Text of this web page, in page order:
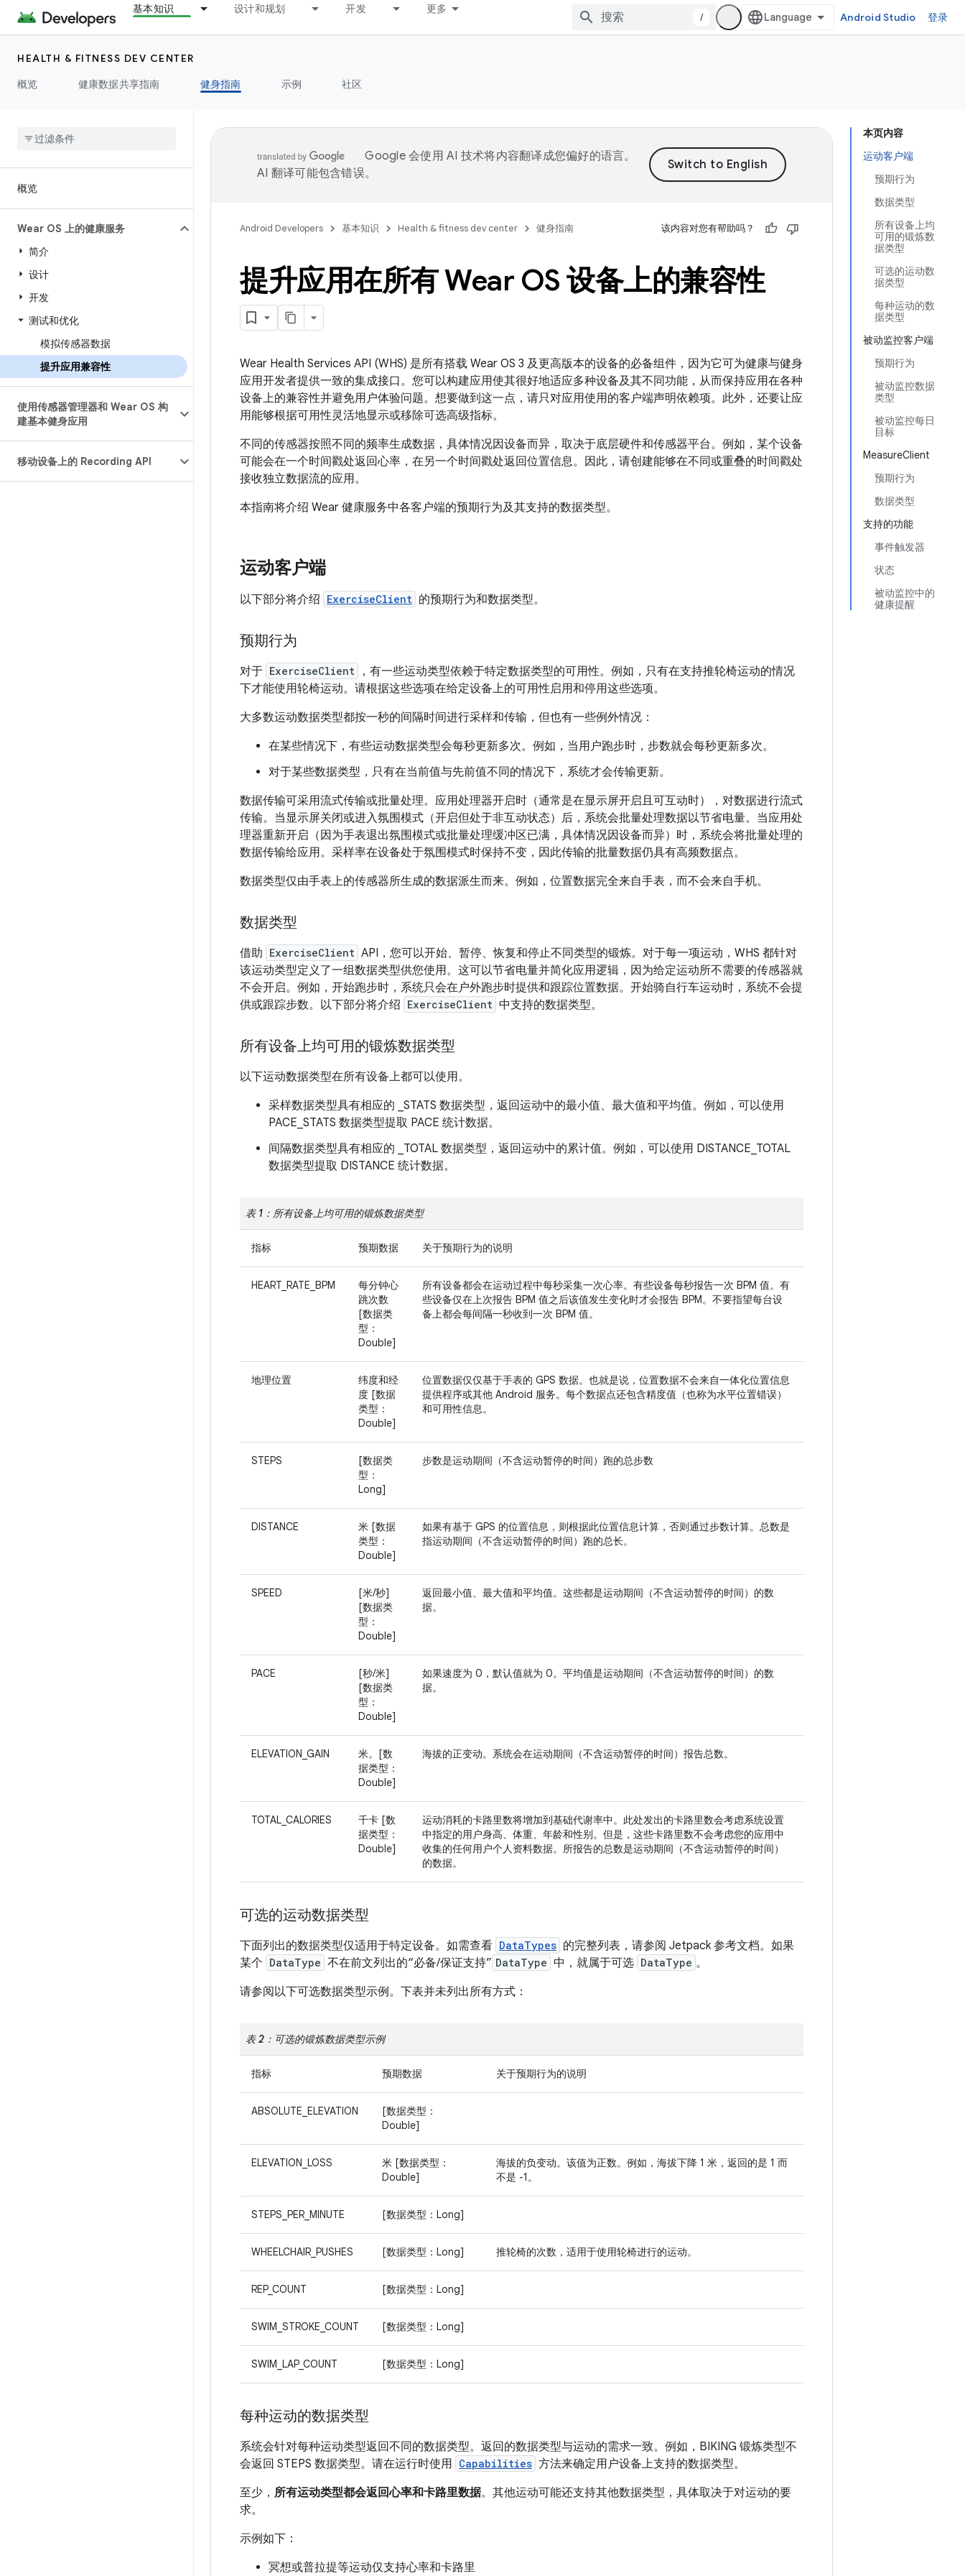
基本知识 设计和规划 开发 更多
/ Android Studio 登录
HEALTH & FITNESS DEV CENTER
概览
健康数据共享指南 健身指南 示例 社区
概览
Wear OS 上的健康服务
简介
设计
开发
测试和优化
模拟传感器数据
提升应用兼容性
使用传感器管理器和 Wear OS 构
建基本健身应用
移动设备上的 Recording API
本页内容
运动客户端
预期行为
数据类型
所有设备上均
可用的锻炼数
据类型
可选的运动数
据类型
每种运动的数
据类型
被动监控客户端
预期行为
被动监控数据
类型
被动监控每日
目标
MeasureClient
预期行为
数据类型
支持的功能
事件触发器
状态
被动监控中的
健康提醒
Google 会使用 AI 技术将内容翻译成您偏好的语言。
AI 翻译可能包含错误。
Android Developers 基本知识 Health & fitness dev center 健身指南 该内容对您有帮助吗？
提升应用在所有 Wear OS 设备上的兼容性
Wear Health Services API (WHS) 是所有搭载 Wear OS 3 及更高版本的设备的必备组件，因为它可为健康与健身
应用开发者提供一致的集成接口。您可以构建应用使其很好地适应多种设备及其不同功能，从而保持应用在各种
设备上的兼容性并避免用户体验问题。想要做到这一点，请只对应用使用的客户端声明依赖项。此外，还要让应
用能够根据可用性灵活地显示或移除可选高级指标。
不同的传感器按照不同的频率生成数据，具体情况因设备而异，取决于底层硬件和传感器平台。例如，某个设备
可能会在一个时间戳处返回心率，在另一个时间戳处返回位置信息。因此，请创建能够在不同或重叠的时间戳处
接收独立数据流的应用。
本指南将介绍 Wear 健康服务中各客户端的预期行为及其支持的数据类型。
运动客户端
以下部分将介绍 ExerciseClient 的预期行为和数据类型。
预期行为
对于 ExerciseClient
，有一些运动类型依赖于特定数据类型的可用性。例如，只有在支持推轮椅运动的情况
下才能使用轮椅运动。请根据这些选项在给定设备上的可用性启用和停用这些选项。
大多数运动数据类型都按一秒的间隔时间进行采样和传输，但也有一些例外情况：
在某些情况下，有些运动数据类型会每秒更新多次。例如，当用户跑步时，步数就会每秒更新多次。
对于某些数据类型，只有在当前值与先前值不同的情况下，系统才会传输更新。
数据传输可采用流式传输或批量处理。应用处理器开启时（通常是在显示屏开启且可互动时），对数据进行流式
传输。当显示屏关闭或进入氛围模式（开启但处于非互动状态）后，系统会批量处理数据以节省电量。当应用处
理器重新开启（因为手表退出氛围模式或批量处理缓冲区已满，具体情况因设备而异）时，系统会将批量处理的
数据传输给应用。采样率在设备处于氛围模式时保持不变，因此传输的批量数据仍具有高频数据点。
数据类型仅由手表上的传感器所生成的数据派生而来。例如，位置数据完全来自手表，而不会来自手机。
数据类型
借助 ExerciseClient API，您可以开始、暂停、恢复和停止不同类型的锻炼。对于每一项运动，WHS 都针对
该运动类型定义了一组数据类型供您使用。这可以节省电量并简化应用逻辑，因为给定运动所不需要的传感器就
不会开启。例如，开始跑步时，系统只会在户外跑步时提供和跟踪位置数据。开始骑自行车运动时，系统不会提
供或跟踪步数。以下部分将介绍 ExerciseClient 中支持的数据类型。
所有设备上均可用的锻炼数据类型
以下运动数据类型在所有设备上都可以使用。
采样数据类型具有相应的 _STATS 数据类型，返回运动中的最小值、最大值和平均值。例如，可以使用
PACE_STATS 数据类型提取 PACE 统计数据。
间隔数据类型具有相应的 _TOTAL 数据类型，返回运动中的累计值。例如，可以使用 DISTANCE_TOTAL
数据类型提取 DISTANCE 统计数据。
表 1：所有设备上均可用的锻炼数据类型
指标 预期数据 关于预期行为的说明
HEART_RATE_BPM
每分钟心
跳次数
[数据类
型：
Double]
所有设备都会在运动过程中每秒采集一次心率。有些设备每秒报告一次 BPM 值。有
些设备仅在上次报告 BPM 值之后该值发生变化时才会报告 BPM。不要指望每台设
备上都会每间隔一秒收到一次 BPM 值。
地理位置
纬度和经
度 [数据
类型：
Double]
位置数据仅仅基于手表的 GPS 数据。也就是说，位置数据不会来自一体化位置信息
提供程序或其他 Android 服务。每个数据点还包含精度值（也称为水平位置错误）
和可用性信息。
STEPS
[数据类
型：
Long]
步数是运动期间（不含运动暂停的时间）跑的总步数
DISTANCE
米 [数据
类型：
Double]
如果有基于 GPS 的位置信息，则根据此位置信息计算，否则通过步数计算。总数是
指运动期间（不含运动暂停的时间）跑的总长。
SPEED
[米/秒]
[数据类
型：
Double]
返回最小值、最大值和平均值。这些都是运动期间（不含运动暂停的时间）的数
据。
PACE
[秒/米]
[数据类
型：
Double]
如果速度为 0，默认值就为 0。平均值是运动期间（不含运动暂停的时间）的数
据。
ELEVATION_GAIN
米。[数
据类型：
Double]
海拔的正变动。系统会在运动期间（不含运动暂停的时间）报告总数。
TOTAL_CALORIES
千卡 [数
据类型：
Double]
运动消耗的卡路里数将增加到基础代谢率中。此处发出的卡路里数会考虑系统设置
中指定的用户身高、体重、年龄和性别。但是，这些卡路里数不会考虑您的应用中
收集的任何用户个人资料数据。所报告的总数是运动期间（不含运动暂停的时间）
的数据。
可选的运动数据类型
下面列出的数据类型仅适用于特定设备。如需查看 DataTypes 的完整列表，请参阅 Jetpack 参考文档。如果
某个 DataType 不在前文列出的“必备/保证支持” DataType 中，就属于可选 DataType 。
请参阅以下可选数据类型示例。下表并未列出所有方式：
表 2：可选的锻炼数据类型示例
指标 预期数据 关于预期行为的说明
ABSOLUTE_ELEVATION
[数据类型：
Double]
ELEVATION_LOSS
米 [数据类型：
Double]
海拔的负变动。该值为正数。例如，海拔下降 1 米，返回的是 1 而
不是 -1。
STEPS_PER_MINUTE [数据类型：Long]
WHEELCHAIR_PUSHES [数据类型：Long] 推轮椅的次数，适用于使用轮椅进行的运动。
REP_COUNT [数据类型：Long]
SWIM_STROKE_COUNT [数据类型：Long]
SWIM_LAP_COUNT [数据类型：Long]
每种运动的数据类型
系统会针对每种运动类型返回不同的数据类型。返回的数据类型与运动的需求一致。例如，BIKING 锻炼类型不
会返回 STEPS 数据类型。请在运行时使用 Capabilities 方法来确定用户设备上支持的数据类型。
至少， 所有运动类型都会返回心率和卡路里数据。其他运动可能还支持其他数据类型，具体取决于对运动的要
求。
示例如下：
冥想或普拉提等运动仅支持心率和卡路里